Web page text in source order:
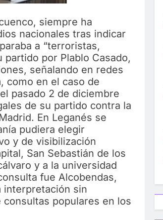
siempre ha
nacionales tras indicar
a “terroristas,
por Plablo Casado,
señalando en redes
como en el caso de
pasado 2 de diciembre
de su partido contra la
En Leganés se
pudiera elegir
y de visibilización
San Sebastián de los
y a la universidad
fue Alcobendas,
interpretación sin
populares en los